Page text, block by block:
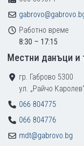
Работно време
8:30 – 17:15
Местни данъци и
гр. Габрово 5300
ул. „Райчо
066 804775
066 804776
mdt@gabrovo.bg